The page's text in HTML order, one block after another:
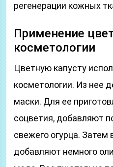
регенерации кожных
Применение
косметологии
Цветную капусту
косметологии. Из нее
маски. Для ее
соцветия, добавляют
свежего огурца. Затем
добавляют немного